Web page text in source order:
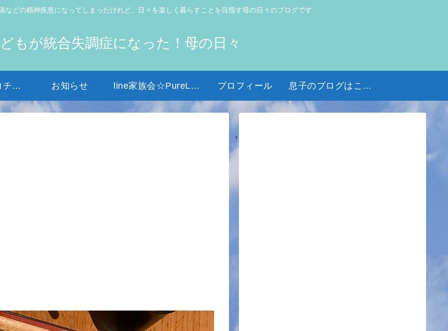
などの精神疾患になってしまったけれど、日々を楽しく暮らすことを目指す母の日々のブログです
もが統合失調症になった！母の日々
初めての方はコチラから お知らせ line家族会☆PureLight☆ プロフィール 息子のブログはこちら